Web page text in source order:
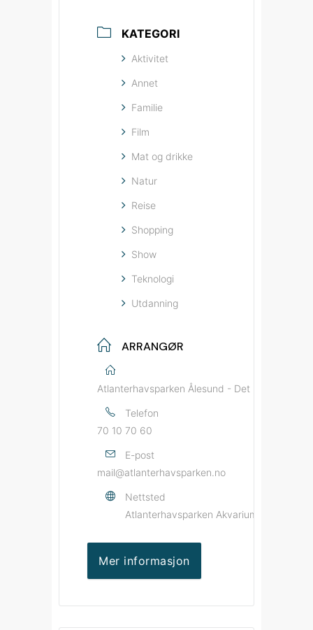
KATEGORI
Aktivitet
Annet
Familie
Film
Mat og drikke
Natur
Reise
Shopping
Show
Teknologi
Utdanning
ARRANGØR
Atlanterhavsparken Ålesund - Det Norske
Telefon
70 10 70 60
E-post
mail@atlanterhavsparken.no
Nettsted
Atlanterhavsparken Akvarium og
Mer informasjon